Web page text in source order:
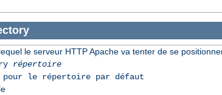
le serveur HTTP Apache va tenter de se
répertoire
pour le répertoire par défaut